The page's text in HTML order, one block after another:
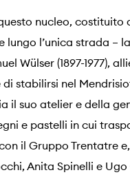
nucleo,
l’unica strada –
Wülser (1897-1977),
di stabilirsi nel
suo atelier e della
e pastelli in cui
il Gruppo Trentatre
Anita Spinelli e